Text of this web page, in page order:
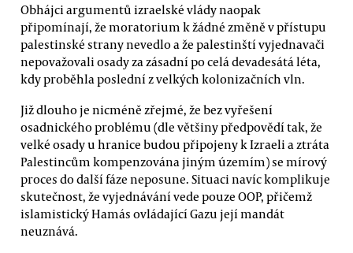
Obhájci argumentů izraelské vlády naopak
připomínají, že moratorium k žádné změně v přístupu
palestinské strany nevedlo a že palestinští vyjednavači
nepovažovali osady za zásadní po celá devadesátá léta,
kdy proběhla poslední z velkých kolonizačních vln.
Již dlouho je nicméně zřejmé, že bez vyřešení
osadnického problému (dle většiny předpovědí tak, že
velké osady u hranice budou připojeny k Izraeli a ztráta
Palestincům kompenzována jiným územím) se mírový
proces do další fáze neposune. Situaci navíc komplikuje
skutečnost, že vyjednávání vede pouze OOP, přičemž
islamistický Hamás ovládající Gazu její mandát
neuznává.